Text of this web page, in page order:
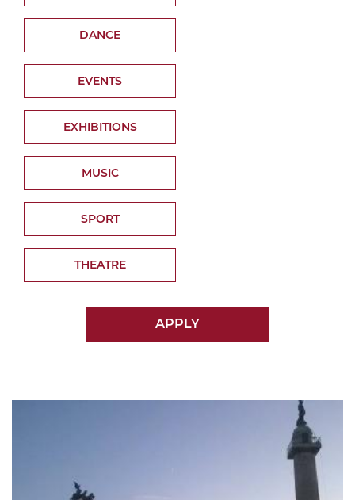
DANCE
EVENTS
EXHIBITIONS
MUSIC
SPORT
THEATRE
APPLY